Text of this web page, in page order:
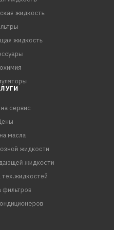
10-15 минут.
жидкость
жидкость
сервис
масла
жидкости
жидкости
тех.жидкостей
фильтров